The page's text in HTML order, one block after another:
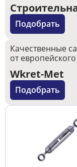
Подобрать
Качественные
от
Wkret-Met
Подобрать